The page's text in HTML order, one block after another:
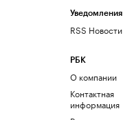
Уведомления
RSS Новости
РБК
О компании
Контактная
информация